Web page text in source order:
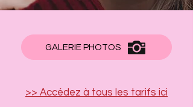
GALERIE PHOTOS
>> Accédez à tous les tarifs ici